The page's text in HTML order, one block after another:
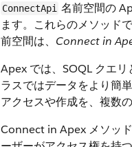
ConnectApi 名前空間の
ます。これらのメソッド
前空間は、 Connect in
Apex では、SOQL クエ
ラスではデータをより簡
アクセスや作成を、複数
Connect in Apex メソッ